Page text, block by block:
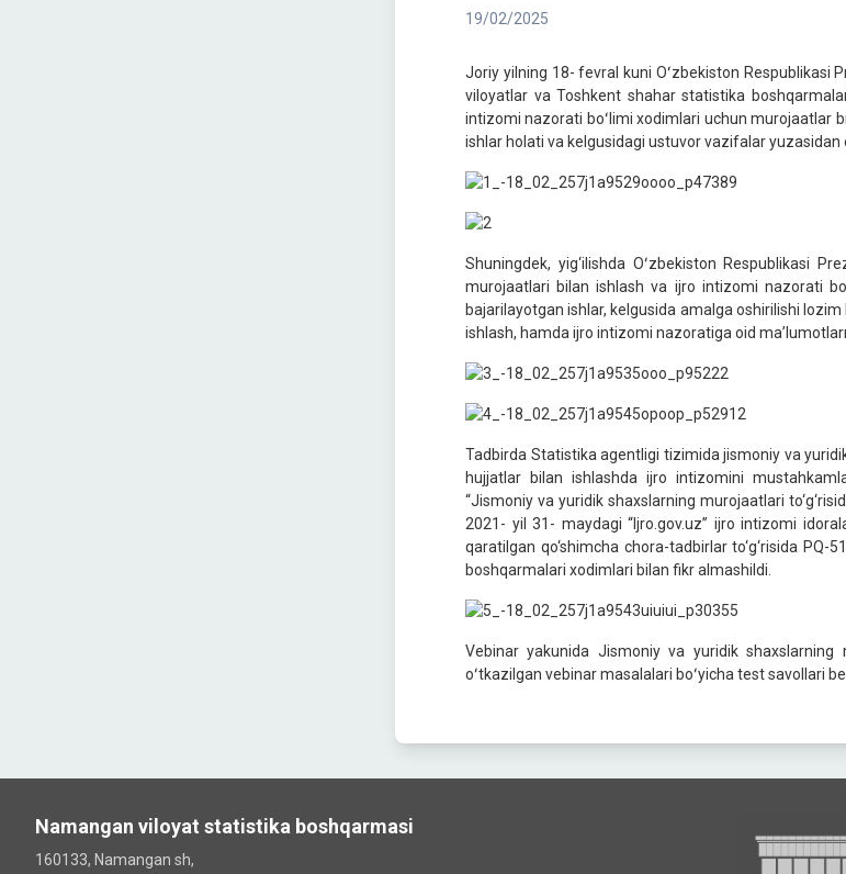
19/02/2025
Joriy yilning 18- fevral kuni Oʻzbekiston Respublikasi
viloyatlar va Toshkent shahar statistika
intizomi nazorati boʻlimi xodimlari uchun murojaatlar
ishlar holati va kelgusidagi ustuvor vazifalar yuzasidan
Shuningdek, yig‘ilishda Oʻzbekiston Respublikasi
murojaatlari bilan ishlash va ijro intizomi nazorati
bajarilayotgan ishlar, kelgusida amalga oshirilishi
ishlash, hamda ijro intizomi nazoratiga oid
Tadbirda Statistika agentligi tizimida jismoniy va
hujjatlar bilan ishlashda ijro intizomini
“Jismoniy va yuridik shaxslarning murojaatlari
2021- yil 31- maydagi “Ijro.gov.uz” ijro intizomi
qaratilgan qo‘shimcha chora-tadbirlar to‘g‘risida
boshqarmalari xodimlari bilan fikr almashildi.
Vebinar yakunida Jismoniy va yuridik
oʻtkazilgan vebinar masalalari boʻyicha test savollari
Namangan viloyat statistika boshqarmasi
160133, Namangan sh,